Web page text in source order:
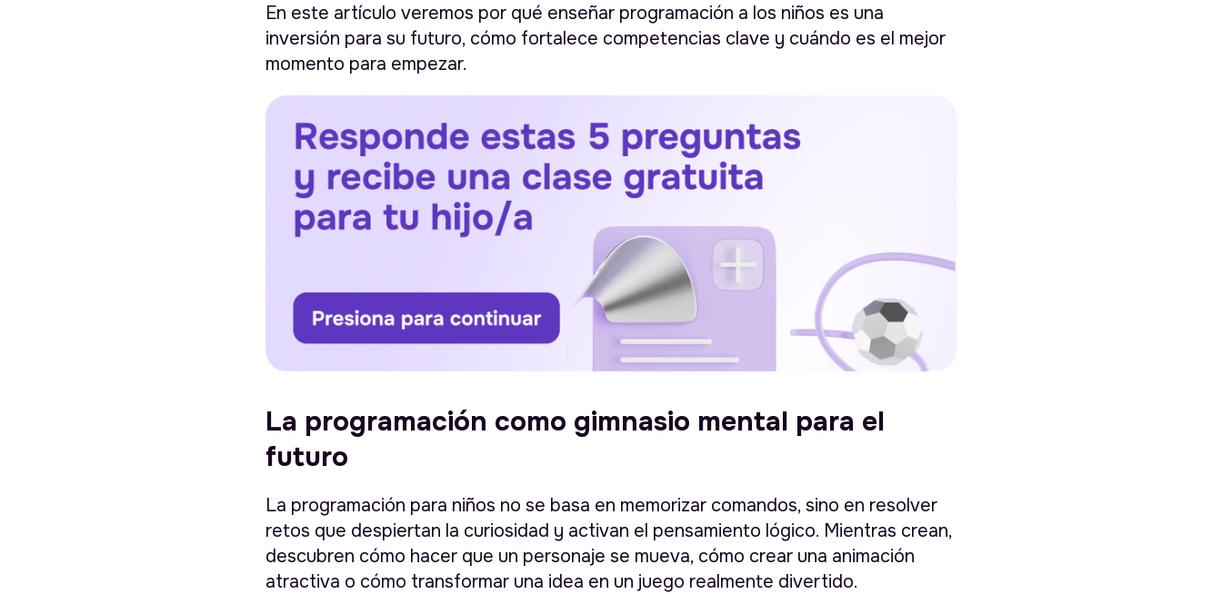
En este artículo veremos por qué enseñar programación a los niños es una
inversión para su futuro, cómo fortalece competencias clave y cuándo es el mejor
momento para empezar.
La programación como gimnasio mental para el
futuro
La programación para niños no se basa en memorizar comandos, sino en resolver
retos que despiertan la curiosidad y activan el pensamiento lógico. Mientras crean,
descubren cómo hacer que un personaje se mueva, cómo crear una animación
atractiva o cómo transformar una idea en un juego realmente divertido.